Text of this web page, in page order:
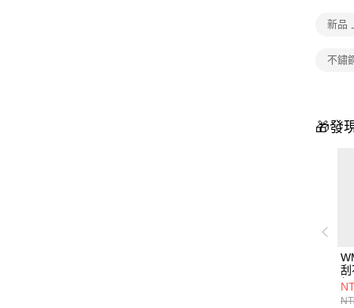
新品
不鏽
🎁發
刮